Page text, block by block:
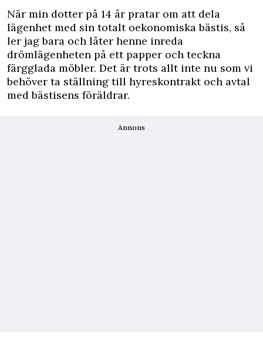
När min dotter på 14 år pratar om att dela
lägenhet med sin totalt oekonomiska bästis, så
ler jag bara och låter henne inreda
drömlägenheten på ett papper och teckna
färgglada möbler. Det är trots allt inte nu som vi
behöver ta ställning till hyreskontrakt och avtal
med bästisens föräldrar.
Annons